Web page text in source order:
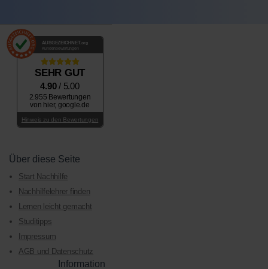
AUSGEZEICHNET .org
Kundenbewertungen
SEHR GUT
4.90/ 5.00
2.955 Bewertungen
von hier, google.de
Hinweis zu den Bewertungen
Über diese Seite
Start Nachhilfe
Nachhilfelehrer finden
Lernen leicht gemacht
Studitipps
Impressum
AGB und Datenschutz
Information